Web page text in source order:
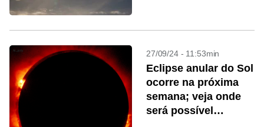
27/09/24 - 11:53min
Eclipse anular do Sol
ocorre na próxima
semana; veja onde
será possível